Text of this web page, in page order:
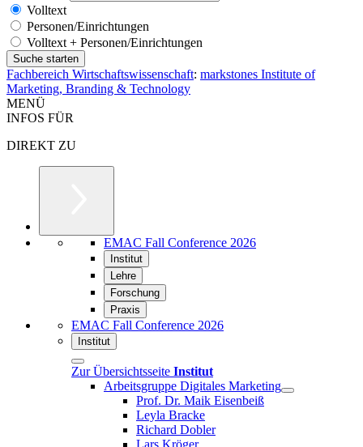
Volltext
Personen/Einrichtungen
Volltext + Personen/Einrichtungen
Fachbereich Wirtschaftswissenschaft: markstones Institute of
Marketing, Branding & Technology
MENÜ
INFOS FÜR
DIREKT ZU
EMAC Fall Conference 2026
Institut
Lehre
Forschung
Praxis
EMAC Fall Conference 2026
Institut
Zur Übersichtsseite Institut
Arbeitsgruppe Digitales Marketing
Prof. Dr. Maik Eisenbeiß
Leyla Bracke
Richard Dobler
Lars Kröger